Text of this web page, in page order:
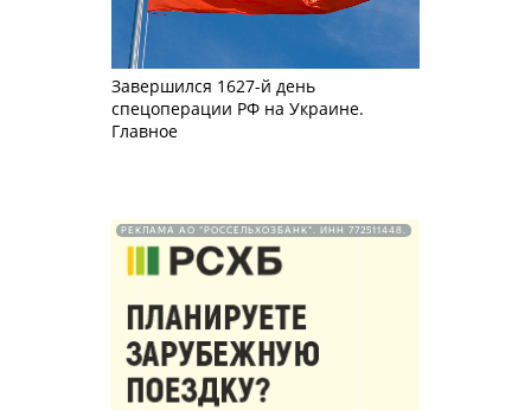
Завершился 1627-й день
спецоперации РФ на Украине.
Главное
РЕКЛАМА АО "РОССЕЛЬХОЗБАНК". ИНН 772511448.